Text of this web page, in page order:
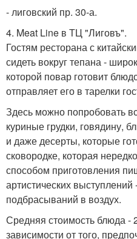
- лиговский пр. 30-а.
4. Meat Line в ТЦ "Лиговъ".
Гостям ресторана с
сидеть вокруг тепана -
которой повар готовит
отправляет его в тарелки
Здесь можно попробовать
куриные грудки, говядину,
и даже десерты, которые
сковородке, которая
способом приготовления
артистических
подбрасываний в воздух.
Средняя стоимость блюда -
зависимости от того,